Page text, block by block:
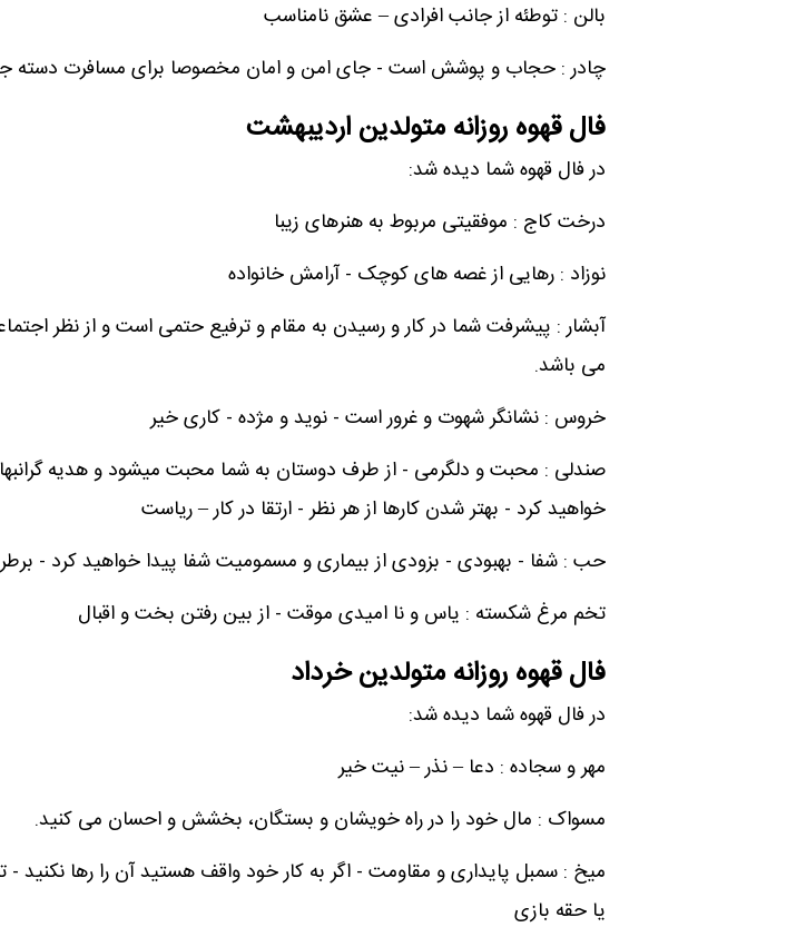
بالن : توطئه از جانب افرادی – عشق نامناسب
چادر : حجاب و پوشش است - جای امن و امان مخصوصا برای مسافرت دسته
فال قهوه روزانه متولدین اردیبهشت
در فال قهوه شما دیده شد:
درخت کاج : موفقیتی مربوط به هنرهای زیبا
نوزاد : رهایی از غصه های کوچک - آرامش خانواده
آبشار : پیشرفت شما در کار و رسیدن به مقام و ترفیع حتمی است و از نظر
می باشد.
خروس : نشانگر شهوت و غرور است - نوید و مژده - کاری خیر
صندلی : محبت و دلگرمی - از طرف دوستان به شما محبت میشود و هدیه
خواهید کرد - بهتر شدن کارها از هر نظر - ارتقا در کار – ریاست
حب : شفا - بهبودی - بزودی از بیماری و مسمومیت شفا پیدا خواهید کرد -
تخم مرغ شکسته : یاس و نا امیدی موقت - از بین رفتن بخت و اقبال
فال قهوه روزانه متولدین خرداد
در فال قهوه شما دیده شد:
مهر و سجاده : دعا – نذر – نیت خیر
مسواک : مال خود را در راه خویشان و بستگان، بخشش و احسان می کنید.
میخ : سمبل پایداری و مقاومت - اگر به کار خود واقف هستید آن را رها نکنید -
یا حقه بازی